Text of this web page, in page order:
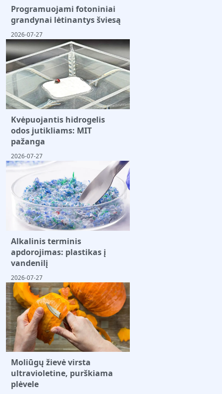
Programuojami fotoniniai
grandynai lėtinantys šviesą
2026-07-27
Kvėpuojantis hidrogelis
odos jutikliams: MIT
pažanga
2026-07-27
Alkalinis terminis
apdorojimas: plastikas į
vandenilį
2026-07-27
Moliūgų žievė virsta
ultravioletine, purškiama
plėvele